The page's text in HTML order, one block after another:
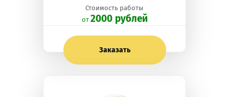
Стоимость работы
oт 2000 рублей
Заказать